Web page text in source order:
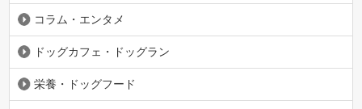
コラム・エンタメ
ドッグカフェ・ドッグラン
栄養・ドッグフード